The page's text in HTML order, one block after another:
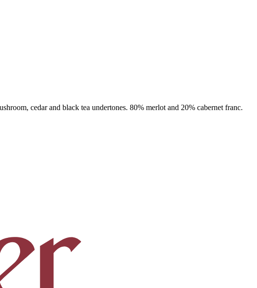
cedar and black tea undertones. 80% merlot and 20% cabernet franc.